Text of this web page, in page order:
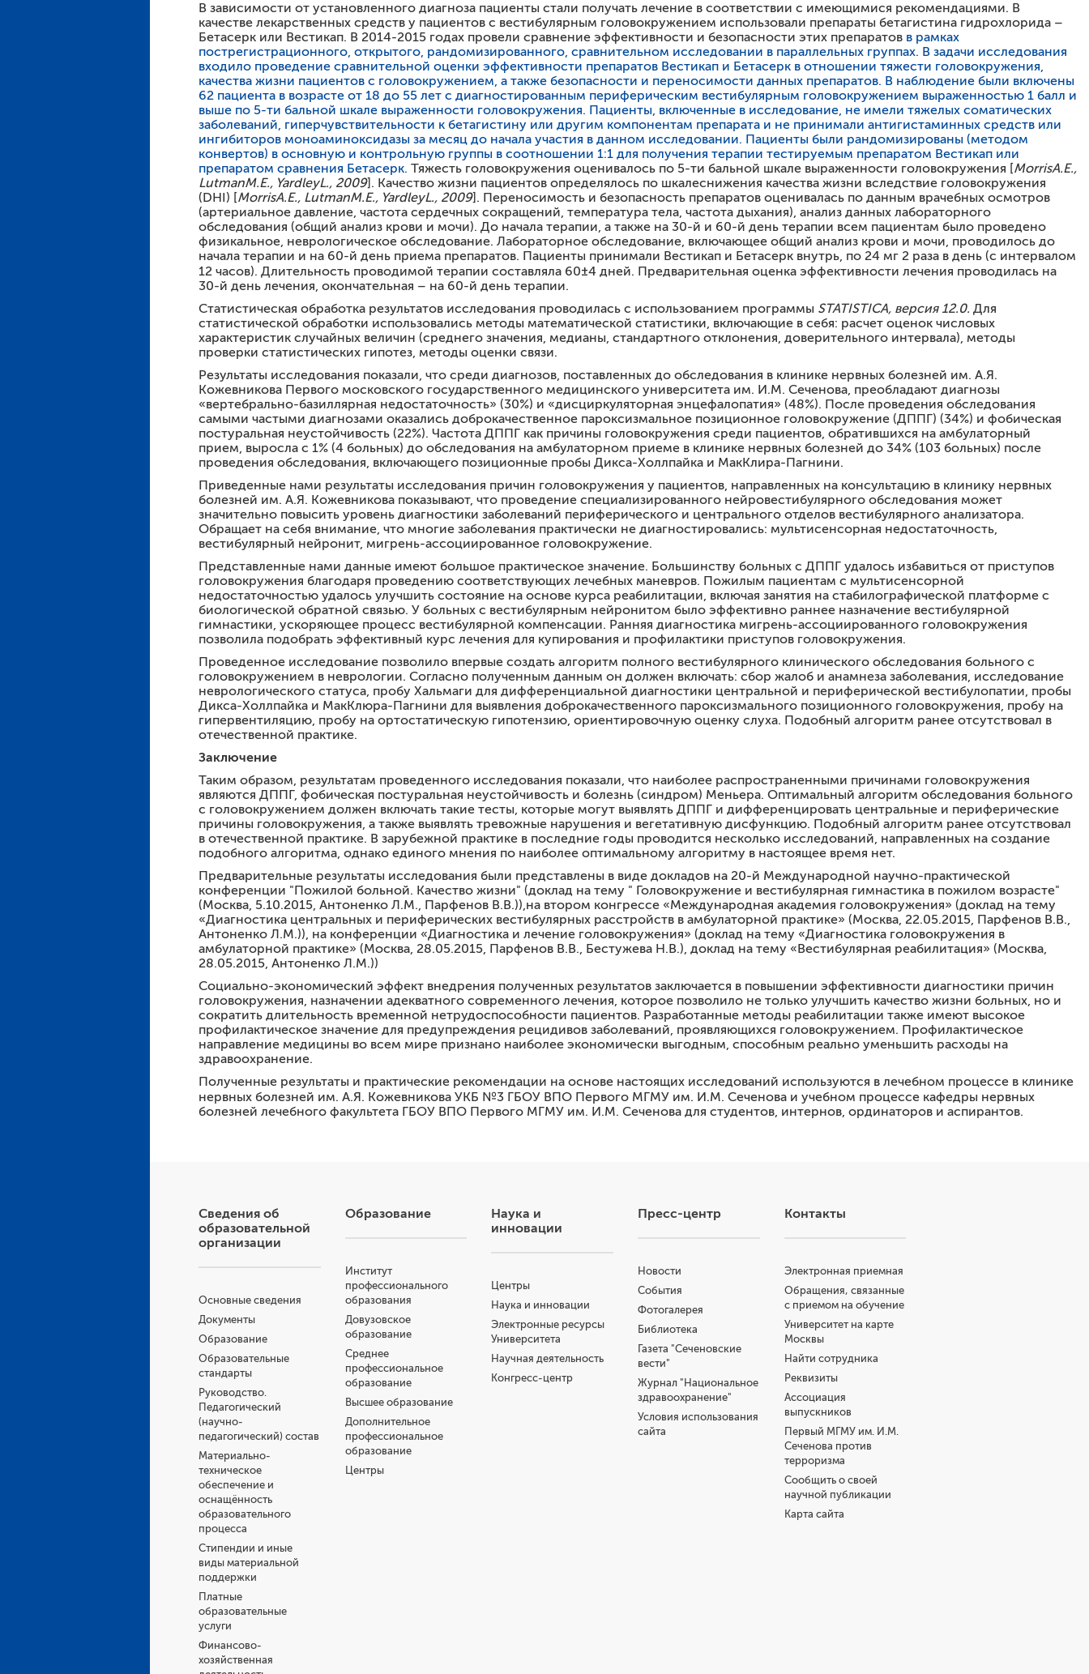
В зависимости от установленного диагноза пациенты стали получать лечение в соответствии с имеющимися рекомендациями. В
качестве лекарственных средств у пациентов с вестибулярным головокружением использовали препараты бетагистина гидрохлорида –
Бетасерк или Вестикап. В 2014-2015 годах провели сравнение эффективности и безопасности этих препаратов в рамках
пострегистрационного, открытого, рандомизированного, сравнительном исследовании в параллельных группах. В задачи исследования
входило проведение сравнительной оценки эффективности препаратов Вестикап и Бетасерк в отношении тяжести головокружения,
качества жизни пациентов с головокружением, а также безопасности и переносимости данных препаратов. В наблюдение были включены
62 пациента в возрасте от 18 до 55 лет с диагностированным периферическим вестибулярным головокружением выраженностью 1 балл и
выше по 5-ти бальной шкале выраженности головокружения. Пациенты, включенные в исследование, не имели тяжелых соматических
заболеваний, гиперчувствительности к бетагистину или другим компонентам препарата и не принимали антигистаминных средств или
ингибиторов моноаминоксидазы за месяц до начала участия в данном исследовании. Пациенты были рандомизированы (методом
конвертов) в основную и контрольную группы в соотношении 1:1 для получения терапии тестируемым препаратом Вестикап или
препаратом сравнения Бетасерк. Тяжесть головокружения оценивалось по 5-ти бальной шкале выраженности головокружения [MorrisA.E.,
LutmanM.E., YardleyL., 2009]. Качество жизни пациентов определялось по шкалеснижения качества жизни вследствие головокружения
(DHI) [MorrisA.E., LutmanM.E., YardleyL., 2009]. Переносимость и безопасность препаратов оценивалась по данным врачебных осмотров
(артериальное давление, частота сердечных сокращений, температура тела, частота дыхания), анализ данных лабораторного
обследования (общий анализ крови и мочи). До начала терапии, а также на 30-й и 60-й день терапии всем пациентам было проведено
физикальное, неврологическое обследование. Лабораторное обследование, включающее общий анализ крови и мочи, проводилось до
начала терапии и на 60-й день приема препаратов. Пациенты принимали Вестикап и Бетасерк внутрь, по 24 мг 2 раза в день (с интервалом
12 часов). Длительность проводимой терапии составляла 60±4 дней. Предварительная оценка эффективности лечения проводилась на
30-й день лечения, окончательная – на 60-й день терапии.
Статистическая обработка результатов исследования проводилась с использованием программы STATISTICA, версия 12.0. Для
статистической обработки использовались методы математической статистики, включающие в себя: расчет оценок числовых
характеристик случайных величин (среднего значения, медианы, стандартного отклонения, доверительного интервала), методы
проверки статистических гипотез, методы оценки связи.
Результаты исследования показали, что среди диагнозов, поставленных до обследования в клинике нервных болезней им. А.Я.
Кожевникова Первого московского государственного медицинского университета им. И.М. Сеченова, преобладают диагнозы
«вертебрально-базиллярная недостаточность» (30%) и «дисциркуляторная энцефалопатия» (48%). После проведения обследования
самыми частыми диагнозами оказались доброкачественное пароксизмальное позиционное головокружение (ДППГ) (34%) и фобическая
постуральная неустойчивость (22%). Частота ДППГ как причины головокружения среди пациентов, обратившихся на амбулаторный
прием, выросла с 1% (4 больных) до обследования на амбулаторном приеме в клинике нервных болезней до 34% (103 больных) после
проведения обследования, включающего позиционные пробы Дикса-Холлпайка и МакКлира-Пагнини.
Приведенные нами результаты исследования причин головокружения у пациентов, направленных на консультацию в клинику нервных
болезней им. А.Я. Кожевникова показывают, что проведение специализированного нейровестибулярного обследования может
значительно повысить уровень диагностики заболеваний периферического и центрального отделов вестибулярного анализатора.
Обращает на себя внимание, что многие заболевания практически не диагностировались: мультисенсорная недостаточность,
вестибулярный нейронит, мигрень-ассоциированное головокружение.
Представленные нами данные имеют большое практическое значение. Большинству больных с ДППГ удалось избавиться от приступов
головокружения благодаря проведению соответствующих лечебных маневров. Пожилым пациентам с мультисенсорной
недостаточностью удалось улучшить состояние на основе курса реабилитации, включая занятия на стабилографической платформе с
биологической обратной связью. У больных с вестибулярным нейронитом было эффективно раннее назначение вестибулярной
гимнастики, ускоряющее процесс вестибулярной компенсации. Ранняя диагностика мигрень-ассоциированного головокружения
позволила подобрать эффективный курс лечения для купирования и профилактики приступов головокружения.
Проведенное исследование позволило впервые создать алгоритм полного вестибулярного клинического обследования больного с
головокружением в неврологии. Согласно полученным данным он должен включать: сбор жалоб и анамнеза заболевания, исследование
неврологического статуса, пробу Хальмаги для дифференциальной диагностики центральной и периферической вестибулопатии, пробы
Дикса-Холлпайка и МакКлюра-Пагнини для выявления доброкачественного пароксизмального позиционного головокружения, пробу на
гипервентиляцию, пробу на ортостатическую гипотензию, ориентировочную оценку слуха. Подобный алгоритм ранее отсутствовал в
отечественной практике.
Заключение
Таким образом, результатам проведенного исследования показали, что наиболее распространенными причинами головокружения
являются ДППГ, фобическая постуральная неустойчивость и болезнь (синдром) Меньера. Оптимальный алгоритм обследования больного
с головокружением должен включать такие тесты, которые могут выявлять ДППГ и дифференцировать центральные и периферические
причины головокружения, а также выявлять тревожные нарушения и вегетативную дисфункцию. Подобный алгоритм ранее отсутствовал
в отечественной практике. В зарубежной практике в последние годы проводится несколько исследований, направленных на создание
подобного алгоритма, однако единого мнения по наиболее оптимальному алгоритму в настоящее время нет.
Предварительные результаты исследования были представлены в виде докладов на 20-й Международной научно-практической
конференции "Пожилой больной. Качество жизни" (доклад на тему " Головокружение и вестибулярная гимнастика в пожилом возрасте"
(Москва, 5.10.2015, Антоненко Л.М., Парфенов В.В.)),на втором конгрессе «Международная академия головокружения» (доклад на тему
«Диагностика центральных и периферических вестибулярных расстройств в амбулаторной практике» (Москва, 22.05.2015, Парфенов В.В.,
Антоненко Л.М.)), на конференции «Диагностика и лечение головокружения» (доклад на тему «Диагностика головокружения в
амбулаторной практике» (Москва, 28.05.2015, Парфенов В.В., Бестужева Н.В.), доклад на тему «Вестибулярная реабилитация» (Москва,
28.05.2015, Антоненко Л.М.))
Социально-экономический эффект внедрения полученных результатов заключается в повышении эффективности диагностики причин
головокружения, назначении адекватного современного лечения, которое позволило не только улучшить качество жизни больных, но и
сократить длительность временной нетрудоспособности пациентов. Разработанные методы реабилитации также имеют высокое
профилактическое значение для предупреждения рецидивов заболеваний, проявляющихся головокружением. Профилактическое
направление медицины во всем мире признано наиболее экономически выгодным, способным реально уменьшить расходы на
здравоохранение.
Полученные результаты и практические рекомендации на основе настоящих исследований используются в лечебном процессе в клинике
нервных болезней им. А.Я. Кожевникова УКБ №3 ГБОУ ВПО Первого МГМУ им. И.М. Сеченова и учебном процессе кафедры нервных
болезней лечебного факультета ГБОУ ВПО Первого МГМУ им. И.М. Сеченова для студентов, интернов, ординаторов и аспирантов.
Сведения об
образовательной
организации
Основные сведения
Документы
Образование
Образовательные
стандарты
Руководство.
Педагогический
(научно-
педагогический) состав
Материально-
техническое
обеспечение и
оснащённость
образовательного
процесса
Стипендии и иные
виды материальной
поддержки
Платные
образовательные
услуги
Финансово-
хозяйственная
Образование
Институт
профессионального
образования
Довузовское
образование
Среднее
профессиональное
образование
Высшее образование
Дополнительное
профессиональное
образование
Центры
Наука и
инновации
Центры
Наука и инновации
Электронные ресурсы
Университета
Научная деятельность
Конгресс-центр
Пресс-центр
Новости
События
Фотогалерея
Библиотека
Газета "Сеченовские
вести"
Журнал "Национальное
здравоохранение"
Условия использования
сайта
Контакты
Электронная приемная
Обращения, связанные
с приемом на обучение
Университет на карте
Москвы
Найти сотрудника
Реквизиты
Ассоциация
выпускников
Первый МГМУ им. И.М.
Сеченова против
терроризма
Сообщить о своей
научной публикации
Карта сайта